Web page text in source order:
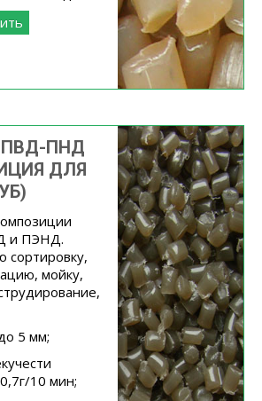
ПВД-ПНД
ДЛЯ
и ПЭНД.
сортировку,
мойку,
5 мм;
10 мин;